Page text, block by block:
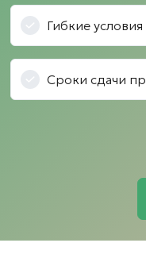
Гибкие
Сроки сдачи